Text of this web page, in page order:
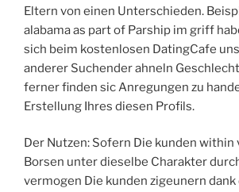
Eltern von einen Unterschieden.
alabama as part of Parship im griff
sich beim kostenlosen DatingCafe
anderer Suchender ahneln
ferner finden sic Anregungen zu
Erstellung Ihres diesen Profils.
Der Nutzen: Sofern Die kunden within
Borsen unter dieselbe Charakter
vermogen Die kunden zigeunern dank